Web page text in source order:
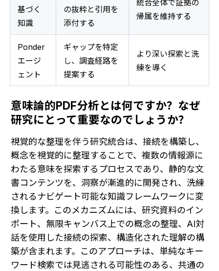
基づく
知識
の抜粋と引用を
添付する
統合全体で証拠の
帰属を維持する
Ponder
エージ
ェント
ギャップを特定
し、調査経路を
提案する
より深い探索と洗
練を導く
意味論的PDF分析とは何ですか？なぜ
研究にとって重要なのでしょうか？
視覚的な整理を伴う研究統合は、接続を構築し、
概念を視覚的に整理することで、複数の情報源に
わたる意味を探索するプロセスであり、静的な文
書コンテンツを、洞察が漸進的に開発され、洗練
されるナビゲート可能な知識フレームワークに変
換します。このメカニズムには、研究資料のイン
ポート、無限キャンバス上での概念の整理、AI対
話を使用した接続の探索、構造化された理解の構
築が含まれます。このアプローチは、単純なキー
ワード検索では見逃される可能性のある、共通の